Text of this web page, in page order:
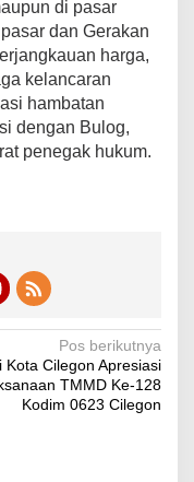
di pasar
dan Gerakan
harga,
kelancaran
hambatan
dengan Bulog,
penegak hukum.
Pos berikutnya
Kota Cilegon Apresiasi
TMMD Ke-128
Kodim 0623 Cilegon